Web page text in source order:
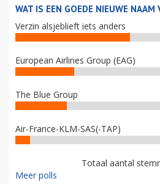
WAT IS EEN GOEDE NIEUWE NAAM
Verzin alsjeblieft iets anders
European Airlines Group (EAG)
The Blue Group
Air-France-KLM-SAS(-TAP)
Totaal aantal
Meer polls